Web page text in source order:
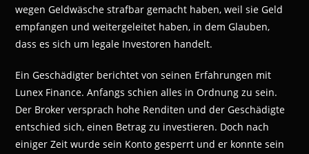
wegen Geldwäsche strafbar gemacht haben, weil sie Geld
empfangen und weitergeleitet haben, in dem Glauben,
dass es sich um legale Investoren handelt.
Ein Geschädigter berichtet von seinen Erfahrungen mit
Lunex Finance. Anfangs schien alles in Ordnung zu sein.
Der Broker versprach hohe Renditen und der Geschädigte
entschied sich, einen Betrag zu investieren. Doch nach
einiger Zeit wurde sein Konto gesperrt und er konnte sein